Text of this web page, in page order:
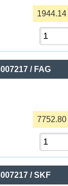
1944.14
/ FAG
7752.80
/ SKF